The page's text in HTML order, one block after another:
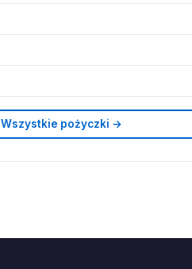
Wszystkie pożyczki →